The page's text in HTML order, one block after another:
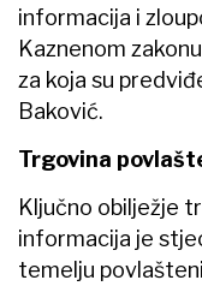
informacija i
Kaznenom
za koja su
Baković.
Trgovina
Ključno obilježje
informacija je
temelju